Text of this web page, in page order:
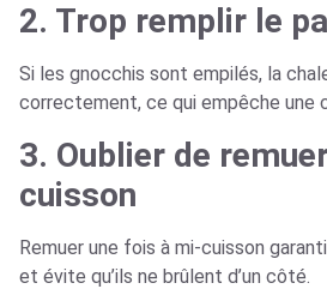
2. Trop remplir le
Si les gnocchis sont empilés, la
correctement, ce qui empêche une
3. Oublier de
cuisson
Remuer une fois à mi-cuisson
et évite qu’ils ne brûlent d’un côté.